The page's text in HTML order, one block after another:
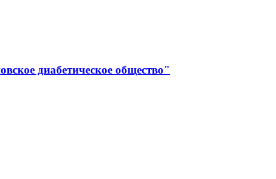
диабетическое общество"